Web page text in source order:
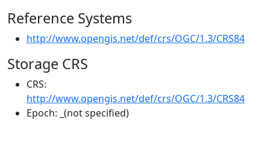
Reference Systems
http://www.opengis.net/def/crs/OGC/1.3/CRS84
Storage CRS
CRS:
http://www.opengis.net/def/crs/OGC/1.3/CRS84
Epoch: _(not specified)